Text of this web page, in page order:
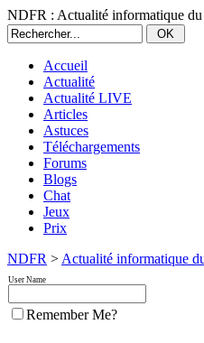
NDFR : Actualité informatique
Accueil
Actualité
Actualité LIVE
Articles
Astuces
Téléchargements
Forums
Blogs
Chat
Jeux
Prix
NDFR > Actualité informatique
User Name
Remember Me?